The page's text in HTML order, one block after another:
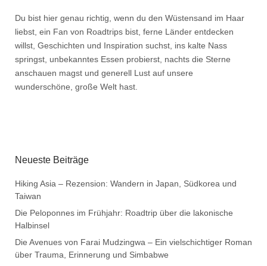
Du bist hier genau richtig, wenn du den Wüstensand im Haar
liebst, ein Fan von Roadtrips bist, ferne Länder entdecken
willst, Geschichten und Inspiration suchst, ins kalte Nass
springst, unbekanntes Essen probierst, nachts die Sterne
anschauen magst und generell Lust auf unsere
wunderschöne, große Welt hast.
Neueste Beiträge
Hiking Asia – Rezension: Wandern in Japan, Südkorea und
Taiwan
Die Peloponnes im Frühjahr: Roadtrip über die lakonische
Halbinsel
Die Avenues von Farai Mudzingwa – Ein vielschichtiger Roman
über Trauma, Erinnerung und Simbabwe